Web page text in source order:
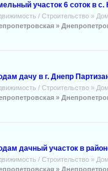
участок 6 соток в с.
/ Строительство »
»
дачу в г. Днепр
/ Строительство »
»
дачный участок в
/ Строительство »
»